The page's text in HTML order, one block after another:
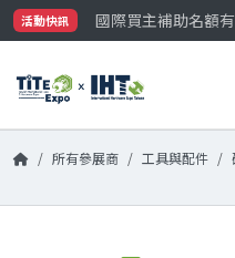
活動快訊
國際買主補助名額
參觀門票開放申請
國際買主補助名額有
所有參展商 工具與配件